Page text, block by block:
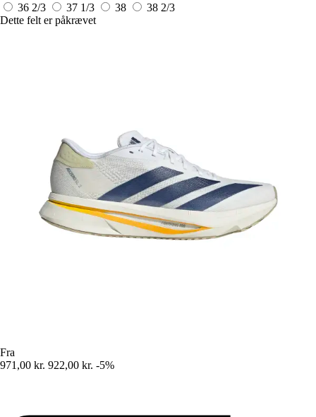
36 2/3
37 1/3 38
38 2/3
Dette felt er påkrævet
Fra
971,00 kr. 922,00 kr. -5%